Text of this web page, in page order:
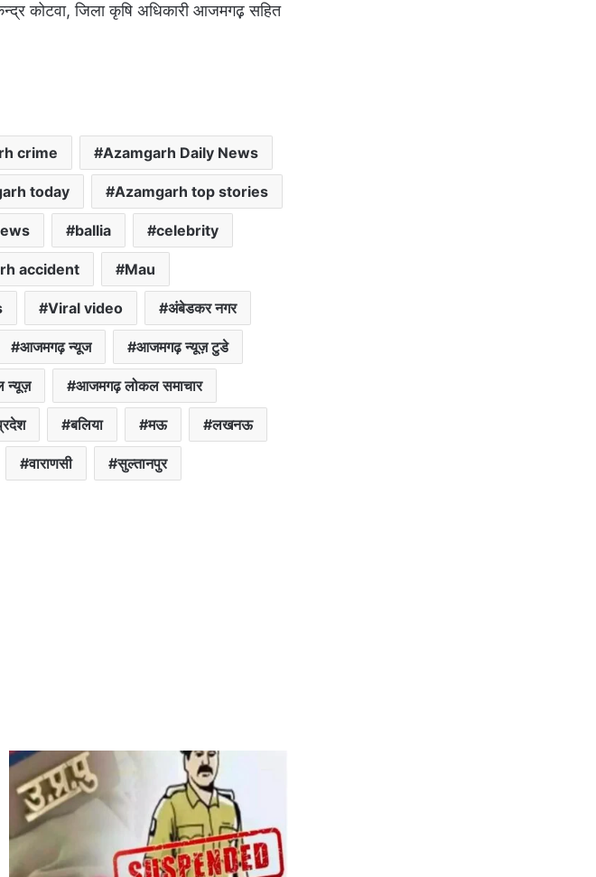
कोटवा, जिला कृषि अधिकारी आजमगढ़़ सहित
crime Azamgarh Daily News
today Azamgarh top stories
ballia celebrity
accident Mau
Viral video अंबेडकर नगर
आजमगढ़ न्यूज आजमगढ़ न्यूज़ टुडे
न्यूज़ आजमगढ़ लोकल समाचार
बलिया मऊ लखनऊ
वाराणसी सुल्तानपुर